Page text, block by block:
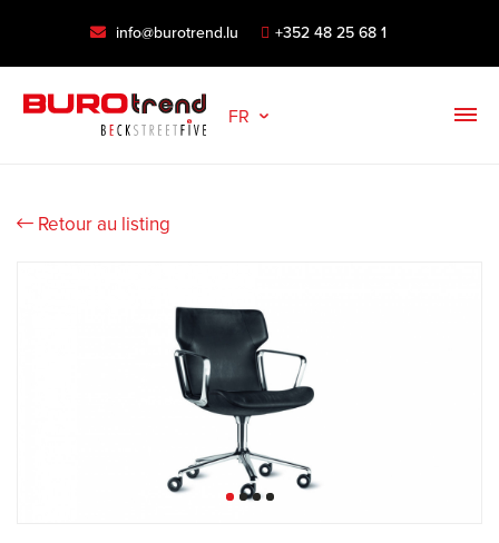
info@burotrend.lu +352 48 25 68 1
FR
Retour au listing